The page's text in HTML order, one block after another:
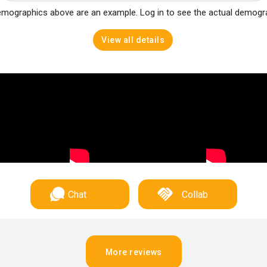
above are an example. Log in to see the actual
View all details
Chat Collab
More reviews